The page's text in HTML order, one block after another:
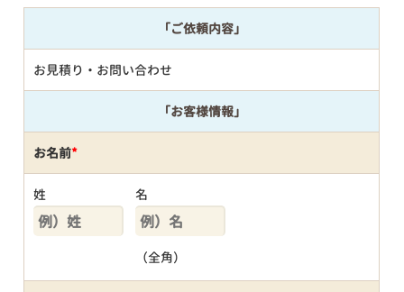
「ご依頼内容」
お見積り・お問い合わせ
「お客様情報」
お名前*
姓 名
（全角）